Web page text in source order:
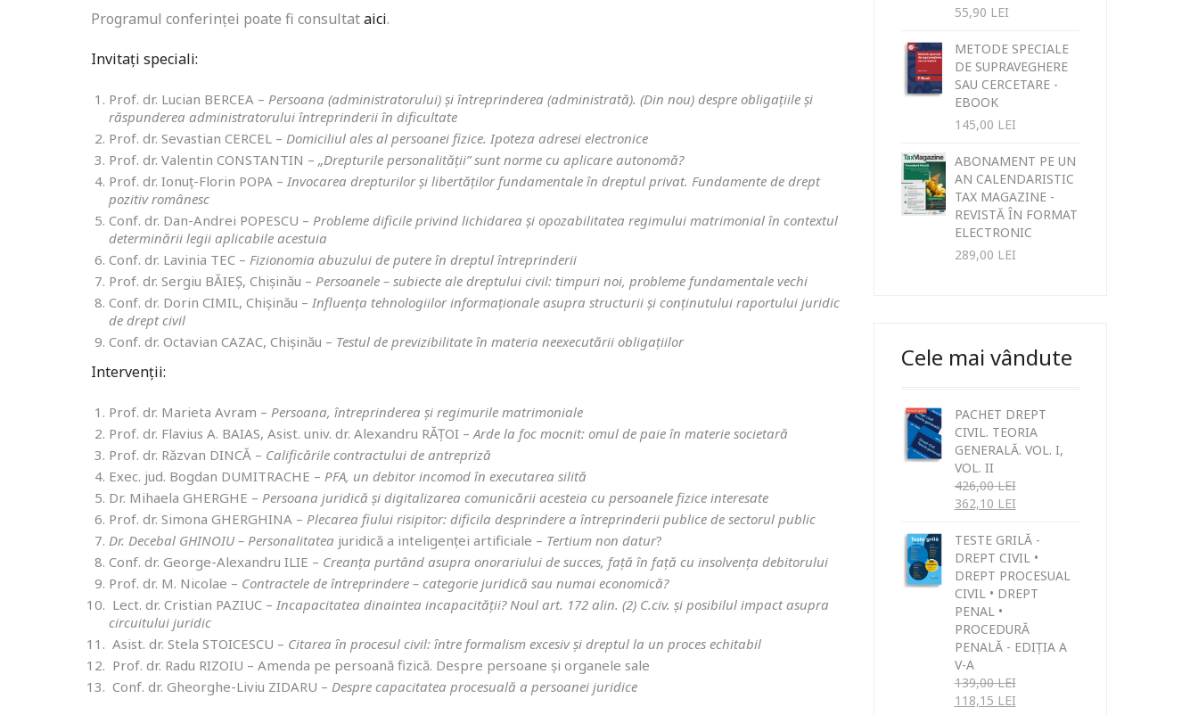
Programul conferinței poate fi consultataici.
Invitați speciali:
Prof. dr. Lucian BERCEA – Persoana (administratorului) și întreprinderea (administrată). (Din nou) despre obligațiile și
răspunderea administratorului întreprinderii în dificultate
Prof. dr. Sevastian CERCEL – Domiciliul ales al persoanei fizice. Ipoteza adresei electronice
Prof. dr. Valentin CONSTANTIN – „Drepturile personalității” sunt norme cu aplicare autonomă?
Prof. dr. Ionuț-Florin POPA – Invocarea drepturilor și libertăților fundamentale în dreptul privat. Fundamente de drept
pozitiv românesc
Conf. dr. Dan-Andrei POPESCU – Probleme dificile privind lichidarea și opozabilitatea regimului matrimonial în contextul
determinării legii aplicabile acestuia
Conf. dr. Lavinia TEC – Fizionomia abuzului de putere în dreptul întreprinderii
Prof. dr. Sergiu BĂIEȘ, Chișinău – Persoanele – subiecte ale dreptului civil: timpuri noi, probleme fundamentale vechi
Conf. dr. Dorin CIMIL, Chișinău – Influența tehnologiilor informaționale asupra structurii și conținutului raportului juridic
de drept civil
Conf. dr. Octavian CAZAC, Chișinău – Testul de previzibilitate în materia neexecutării obligațiilor
Intervenții:
Prof. dr. Marieta Avram – Persoana, întreprinderea și regimurile matrimoniale
Prof. dr. Flavius A. BAIAS, Asist. univ. dr. Alexandru RĂȚOI –Arde la foc mocnit: omul de paie în materie societară
Prof. dr. Răzvan DINCĂ – Calificările contractului de antrepriză
Exec. jud. Bogdan DUMITRACHE – PFA, un debitor incomod în executarea silită
Dr. Mihaela GHERGHE – Persoana juridică și digitalizarea comunicării acesteia cu persoanele fizice interesate
Prof. dr. Simona GHERGHINA – Plecarea fiului risipitor: dificila desprindere a întreprinderii publice de sectorul public
Dr. Decebal GHINOIU – Personalitatea juridică a inteligenței artificiale – Tertium non datur?
Conf. dr. George-Alexandru ILIE – Creanța purtând asupra onorariului de succes, față în față cu insolvența debitorului
Prof. dr. M. Nicolae – Contractele de întreprindere – categorie juridică sau numai economică?
Lect. dr. Cristian PAZIUC – Incapacitatea dinaintea incapacității? Noul art. 172 alin. (2) C.civ. și posibilul impact asupra
circuitului juridic
Asist. dr. Stela STOICESCU – Citarea ȋn procesul civil: ȋntre formalism excesiv şi dreptul la un proces echitabil
Prof. dr. Radu RIZOIU – Amenda pe persoană fizică. Despre persoane și organele sale
Conf. dr. Gheorghe-Liviu ZIDARU – Despre capacitatea procesuală a persoanei juridice
55,90 LEI
METODE SPECIALE
DE SUPRAVEGHERE
SAU CERCETARE -
EBOOK
145,00 LEI
ABONAMENT PE UN
AN CALENDARISTIC
TAX MAGAZINE -
REVISTĂ ÎN FORMAT
ELECTRONIC
289,00 LEI
Cele mai vândute
PACHET DREPT
CIVIL. TEORIA
GENERALĂ. VOL. I,
VOL. II
426,00LEI
362,10 LEI
TESTE GRILĂ -
DREPT CIVIL •
DREPT PROCESUAL
CIVIL • DREPT
PENAL •
PROCEDURĂ
PENALĂ - EDIȚIA A
V-A
139,00LEI
118,15 LEI